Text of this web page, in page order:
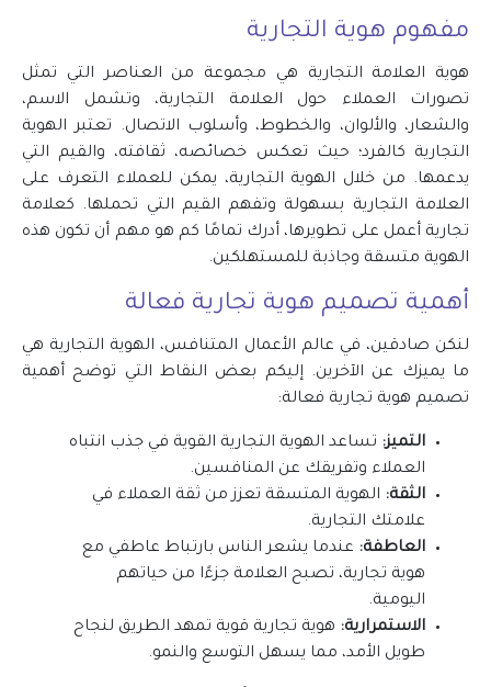
مفهوم هوية التجارية
هوية العلامة التجارية هي مجموعة من العناصر التي تمثل
تصورات العملاء حول العلامة التجارية، وتشمل الاسم،
والشعار، والألوان، والخطوط، وأسلوب الاتصال. تعتبر الهوية
التجارية كالفرد؛ حيث تعكس خصائصه، ثقافته، والقيم التي
يدعمها. من خلال الهوية التجارية، يمكن للعملاء التعرف على
العلامة التجارية بسهولة وتفهم القيم التي تحملها. كعلامة
تجارية أعمل على تطويرها، أدرك تمامًا كم هو مهم أن تكون هذه
الهوية متسقة وجاذبة للمستهلكين.
أهمية تصميم هوية تجارية فعالة
لنكن صادقين، في عالم الأعمال المتنافس، الهوية التجارية هي
ما يميزك عن الآخرين. إليكم بعض النقاط التي توضح أهمية
تصميم هوية تجارية فعالة:
التميز: تساعد الهوية التجارية القوية في جذب انتباه
العملاء وتفريقك عن المنافسين.
الثقة: الهوية المتسقة تعزز من ثقة العملاء في
علامتك التجارية.
العاطفة: عندما يشعر الناس بارتباط عاطفي مع
هوية تجارية، تصبح العلامة جزءًا من حياتهم
اليومية.
الاستمرارية: هوية تجارية قوية تمهد الطريق لنجاح
طويل الأمد، مما يسهل التوسع والنمو.